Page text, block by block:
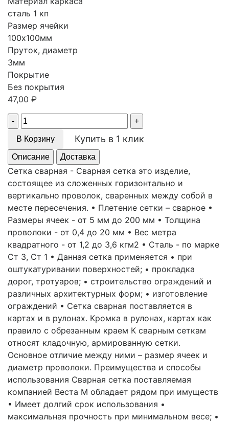
сталь 1 кп
Размер ячейки
100х100мм
Пруток, диаметр
3мм
Покрытие
Без покрытия
47,00 ₽
Quantity
В Корзину Купить в 1 клик
Описание Доставка
Сетка сварная - Сварная сетка это изделие,
состоящее из сложенных горизонтально и
вертикально проволок, сваренных между собой в
месте пересечения. • Плетение сетки – сварное •
Размеры ячеек - от 5 мм до 200 мм • Толщина
проволоки - от 0,4 до 20 мм • Вес метра
квадратного - от 1,2 до 3,6 кгм2 • Сталь - по марке
Ст 3, Ст 1 • Данная сетка применяется • при
оштукатуривании поверхностей; • прокладка
дорог, тротуаров; • строительство ограждений и
различных архитектурных форм; • изготовление
ограждений • Сетка сварная поставляется в
картах и в рулонах. Кромка в рулонах, картах как
правило с обрезанным краем К сварным сеткам
относят кладочную, армированную сетки.
Основное отличие между ними – размер ячеек и
диаметр проволоки. Преимущества и способы
использования Сварная сетка поставляемая
компанией Веста М обладает рядом при имуществ
• Имеет долгий срок использования •
максимальная прочность при минимальном весе; •